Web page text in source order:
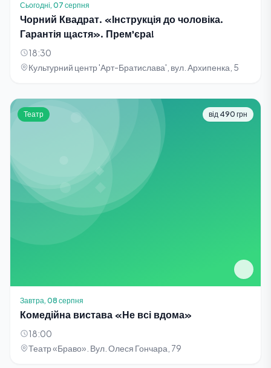
Сьогодні, 07 серпня
Чорний Квадрат. «Інструкція до чоловіка.
Гарантія щастя». Прем'єра!
18:30
Культурний центр 'Арт-Братислава', вул. Архипенка, 5
Театр від 490 грн
Завтра, 08 серпня
Комедійна вистава «Не всі вдома»
18:00
Театр «Браво». Вул. Олеся Гончара, 79